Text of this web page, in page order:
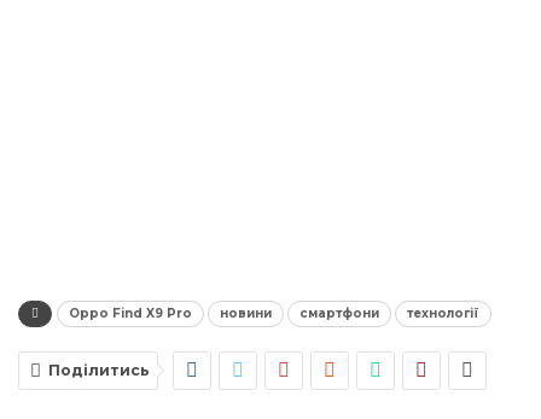
Oppo Find X9 Pro новини смартфони технології
Поділитись